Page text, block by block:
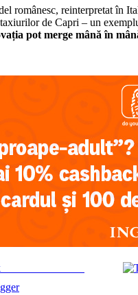
românesc, reinterpretat în
de Capri – un
pot merge mână în